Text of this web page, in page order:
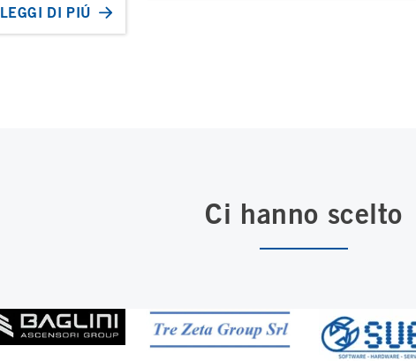
LEGGI DI PIÚ
Ci hanno scelto